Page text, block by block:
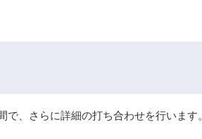
、さらに詳細の打ち合わせを行います。